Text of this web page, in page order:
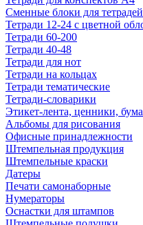
Сменные блоки для
Тетради 12-24 с цветной
Тетради 60-200
Тетради 40-48
Тетради для нот
Тетради на кольцах
Тетради тематические
Тетради-словарики
Этикет-лента, ценники,
Альбомы для рисования
Офисные принадлежности
Штемпельная продукция
Штемпельные краски
Датеры
Печати самонаборные
Нумераторы
Оснастки для штампов